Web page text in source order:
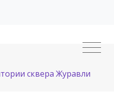
сквера Журавли